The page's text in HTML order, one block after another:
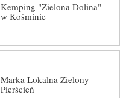
Kemping "Zielona Dolina"
w Kośminie
Marka Lokalna Zielony
Pierścień